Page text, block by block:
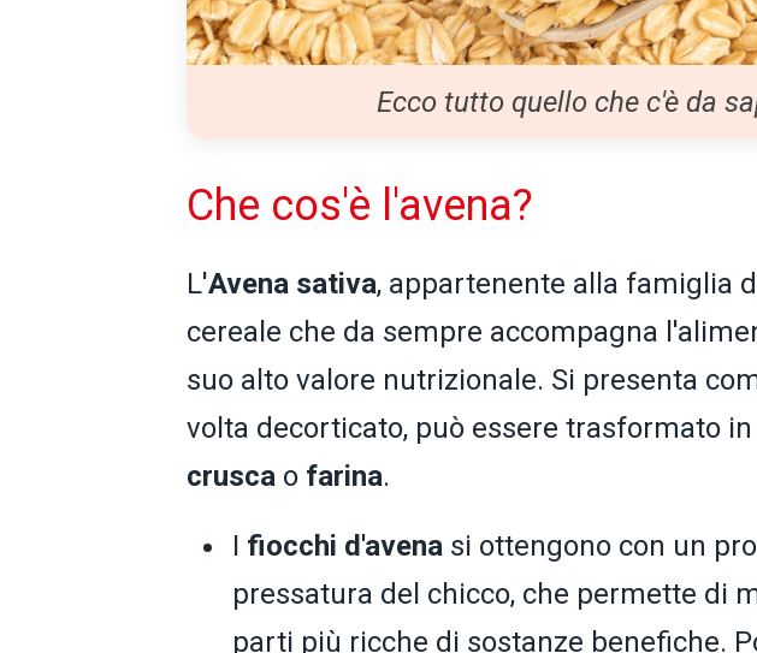
Ecco tutto quello che c'è da
Che cos'è l'avena?
L'Avena sativa, appartenente alla famiglia
cereale che da sempre accompagna
suo alto valore nutrizionale. Si presenta
volta decorticato, può essere trasformato
crusca o farina.
I fiocchi d'avena si ottengono con un
pressatura del chicco, che permette di
parti più ricche di sostanze benefiche.